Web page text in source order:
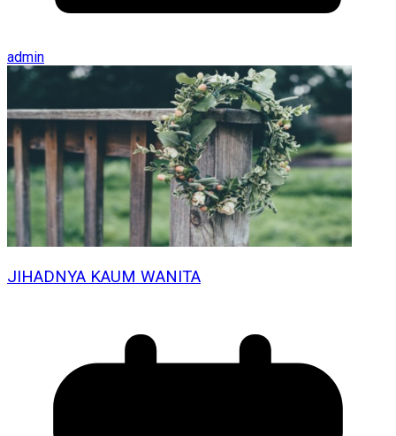
admin
JIHADNYA KAUM WANITA